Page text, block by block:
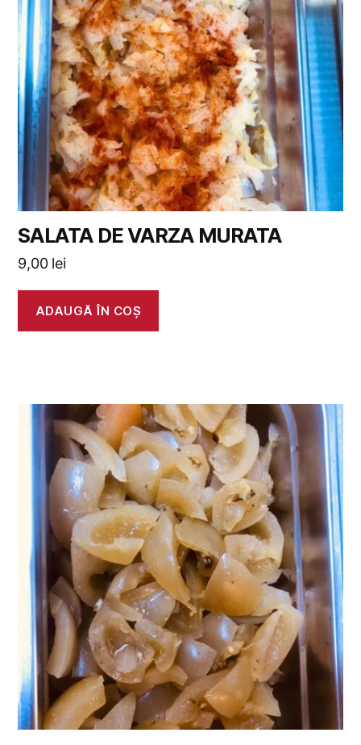
SALATA DE VARZA MURATA
9,00 lei
ADAUGĂ ÎN COȘ